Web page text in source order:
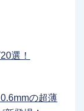
選！
の超薄